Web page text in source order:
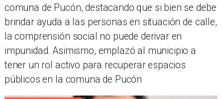
comuna de Pucón, destacando que si bien se debe
brindar ayuda a las personas en situación de calle,
la comprensión social no puede derivar en
impunidad. Asimismo, emplazó al municipio a
tener un rol activo para recuperar espacios
públicos en la comuna de Pucón